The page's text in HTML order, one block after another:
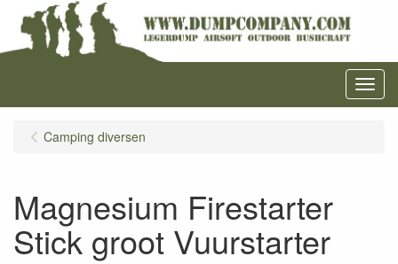
Menu
Camping diversen
Magnesium Firestarter
Stick groot Vuurstarter